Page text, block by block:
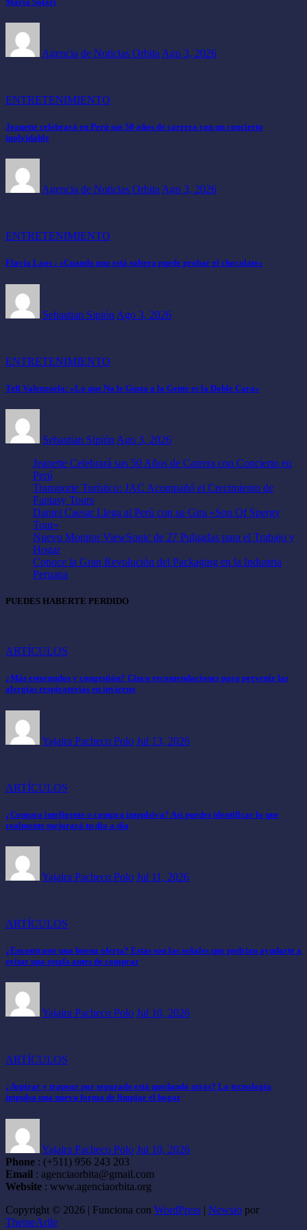
Agencia de Noticias Orbita Ago 3, 2026
ENTRETENIMIENTO
Jeanette celebrará en Perú sus 50 años de carrera con un concierto
inolvidable
Agencia de Noticias Orbita Ago 3, 2026
ENTRETENIMIENTO
Flavia Laos : «Cuando uno está soltera puede probar el chocolate»
Sebastian Sipión Ago 3, 2026
ENTRETENIMIENTO
Tefi Valenzuela: «Lo que No le Gusta a la Gente es la Doble Cara»
Sebastian Sipión Ago 3, 2026
Jeanette Celebrará sus 50 Años de Carrera con Concierto en
Perú
Transporte Turístico: JAC Acompañó el Crecimiento de
Fantasy Tours
Daniel Caesar Llega al Perú con su Gira «Son Of Spergy
Tour»
Nuevo Monitor ViewSonic de 27 Pulgadas para el Trabajo y
Hogar
Conoce la Gran Revolución del Packaging en la Industria
Peruana
PUEDES HABERTE PERDIDO
ARTÍCULOS
¿Más estornudos y congestión? Cinco recomendaciones para prevenir las
alergias respiratorias en invierno
Yajaira Pacheco Polo Jul 13, 2026
ARTÍCULOS
¿Compra inteligente o compra impulsiva? Así puedes identificar lo que
realmente mejorará tu día a día
Yajaira Pacheco Polo Jul 11, 2026
ARTÍCULOS
¿Encontraste una buena oferta? Estas son las señales que podrían ayudarte a
evitar una estafa antes de comprar
Yajaira Pacheco Polo Jul 10, 2026
ARTÍCULOS
¿Aspirar y trapear por separado está quedando atrás? La tecnología
impulsa una nueva forma de limpiar el hogar
Yajaira Pacheco Polo Jul 10, 2026
Phone : (+511) 956 243 203
Email : agenciaorbita@gmail.com
Website : www.agenciaorbita.org
Copyright © 2026 | Funciona con WordPress | Newsio por
ThemeArile